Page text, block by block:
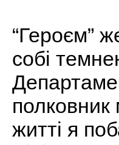
“Героєм”
собі
полковник
житті я